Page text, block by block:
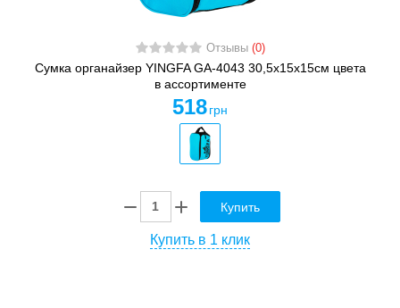
Отзывы (0)
Сумка органайзер YINGFA GA-4043 30,5х15х15см цвета
в ассортименте
518 грн
Купить
Купить в 1 клик